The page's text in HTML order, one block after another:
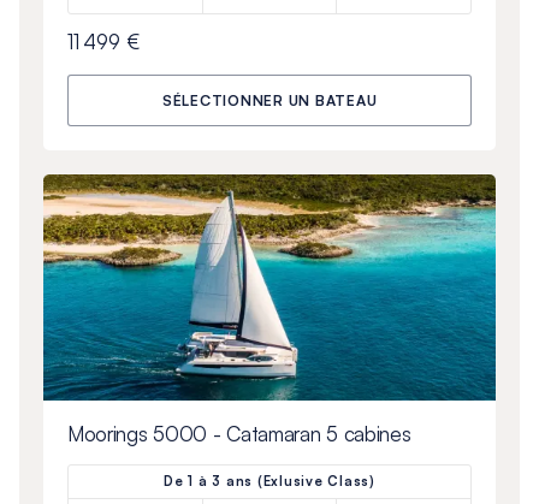
11 499 €
SÉLECTIONNER UN BATEAU
Moorings 5000 - Catamaran 5 cabines
De 1 à 3 ans (Exlusive Class)